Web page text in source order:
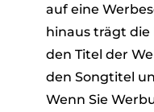
auf eine
hinaus trägt
den Titel der
den Songtitel
Wenn Sie